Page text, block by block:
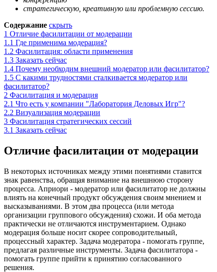
стратегическую, креативную или проблемную сессию.
Содержание скрыть
1 Отличие фасилитации от модерации
1.1 Где применима модерация?
1.2 Фасилитация: области применения
1.3 Заказать сейчас
1.4 Почему необходим внешний модератор или фасилитатор?
1.5 С какими трудностями сталкивается модератор или
фасилитатор?
2 Фасилитация и модерация
2.1 Что есть у компании "Лаборатория Деловых Игр"?
2.2 Визуализация модерации
3 Фасилитация стратегических сессий
3.1 Заказать сейчас
Отличие фасилитации от модерации
В некоторых источниках между этими понятиями ставится
знак равенства, обращая внимание на внешнюю сторону
процесса. Априори - модератор или фасилитатор не должны
влиять на конечный продукт обсуждения своим мнением и
высказываниями. В этом два процесса (или метода
организации группового обсуждения) схожи. И оба метода
практически не отличаются инструментарием. Однако
модерация больше носит скорее сопроводительный,
процессный характер. Задача модератора - помогать группе,
предлагая различные инструменты. Задача фасилитатора -
помогать группе прийти к принятию согласованного
решения.